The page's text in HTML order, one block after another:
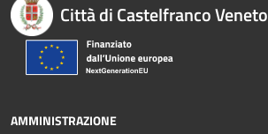
Città di Castelfranco Veneto
AMMINISTRAZIONE